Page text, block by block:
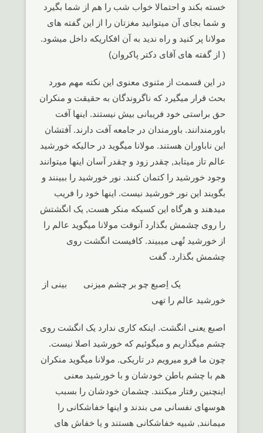
خسته بکند و احتمالا خواب شب را هم از شما بگیرد
و شما بجای آن میتوانید مغزتان را از این گفته های
مولانا پر کنید و راه ندید به آن افکاریکه داخل میشود.
( از گفته های آقای دکتر پاکروان)
در این قسمت از مثنوی معنوی این نکته مهم مورد
بحث قرار میگیرد که ناگروندگان به حقیقت و منکران
حق براستی خود فریبانی بیش نیستند. اینها آفت
باورمندانند. باورمندان در جامعه آفت دارند. آفتشان
این ناباوران هستند. مولانا میگوید در حالیکه خورشید
عالم تاز میتابد, چقدر زود و چقدر آسان اینها میتوانند
وجود خورشید را کتمان کنند. نور خورشید را ببینند و
بگویند این نور خورشید نیست. اینها خود را فریب
میدهند و هرگاه این کسیکه منکر هست, یک انگشتش
را روی چشمش بگذارد آنوقت مولانا میگوید عالم را
از خورشید تُهی میبیند. کافیست انگشت روی
چشمش بگذارد. گفت
یک اِصبع چو بر چشم میزنی بینی از
خورشید عالم را تهی
اصبع یعنی انگشت. اینکه کاری ندارد یک انگشت روی
چشم میگذاریم و میگوئیم که خورشید اصلا نیست.
چون ما فرو میرویم در تاریکی. مولانا میگوید منکران
هم با چشم باطن خودشان و با خورشید معنی
اینچنین رفتار میکنند. چشمان خودشان را بسبب
هوسهای نفسانی می بندند و اینها خفاشکانی را
میمانند, شبیه خفاشکانی هستند و یا خفاش های